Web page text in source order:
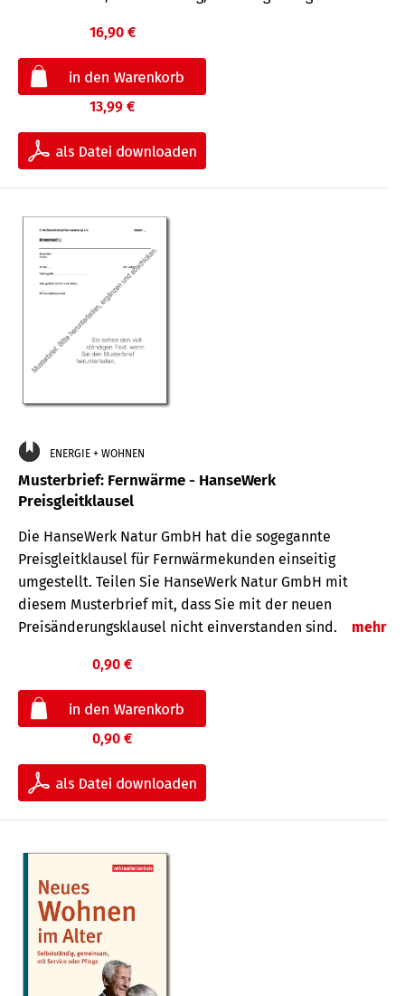
16,90 €
13,99 €
ENERGIE + WOHNEN
Musterbrief: Fernwärme - HanseWerk
Preisgleitklausel
Die HanseWerk Natur GmbH hat die sogegannte
Preisgleitklausel für Fernwärmekunden einseitig
umgestellt. Teilen Sie HanseWerk Natur GmbH mit
diesem Musterbrief mit, dass Sie mit der neuen
Preisänderungsklausel nicht einverstanden sind.
mehr
0,90 €
0,90 €